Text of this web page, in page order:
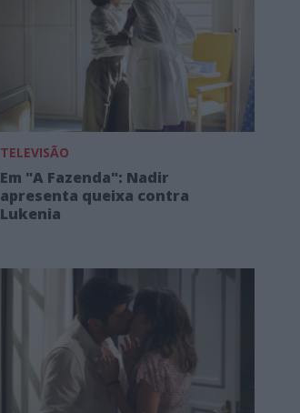
TELEVISÃO
Em "A Fazenda": Nadir
apresenta queixa contra
Lukenia